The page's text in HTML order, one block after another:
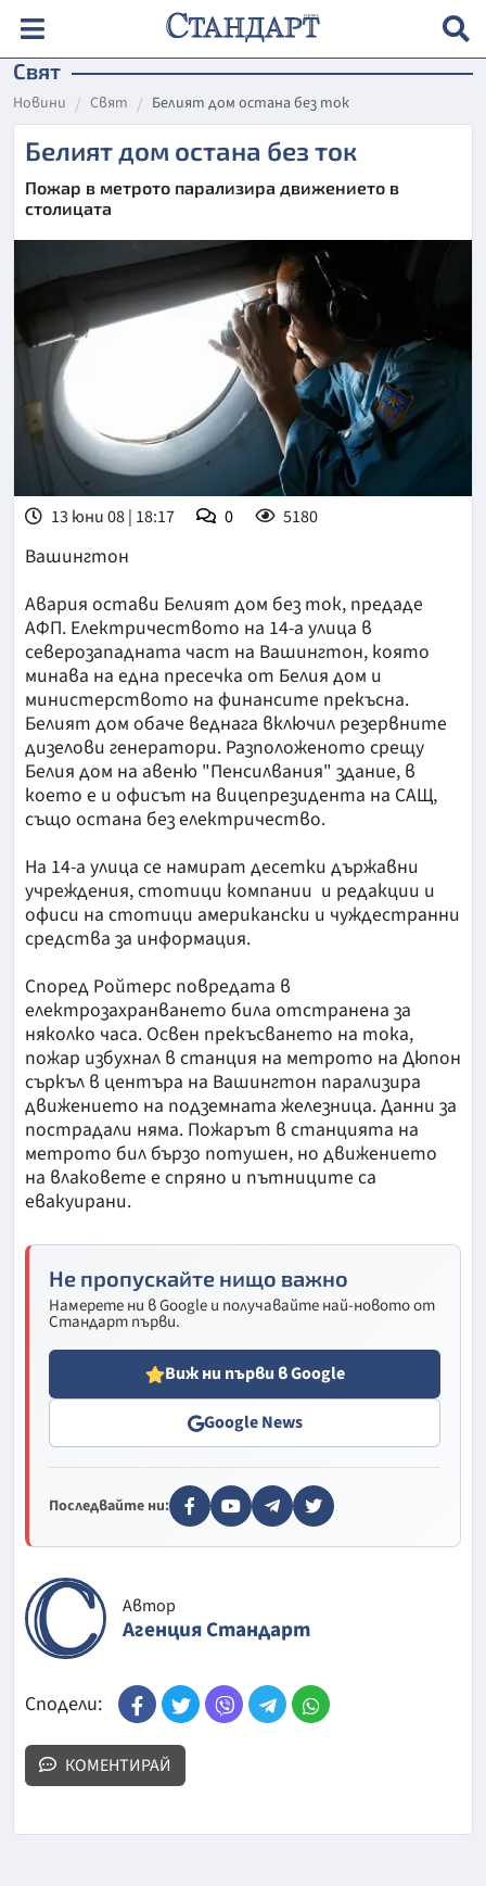
Свят
Новини Свят Белият дом остана без ток
Белият дом остана без ток
Пожар в метрото парализира движението в
столицата
13 юни 08 | 18:17 0 5180
Вашингтон
Авария остави Белият дом без ток, предаде
АФП. Електричеството на 14-а улица в
северозападната част на Вашингтон, която
минава на една пресечка от Белия дом и
министерството на финансите прекъсна.
Белият дом обаче веднага включил резервните
дизелови генератори. Разположеното срещу
Белия дом на авеню "Пенсилвания" здание, в
което е и офисът на вицепрезидента на САЩ,
също остана без електричество.
На 14-а улица се намират десетки държавни
учреждения, стотици компании и редакции и
офиси на стотици американски и чуждестранни
средства за информация.
Според Ройтерс повредата в
електрозахранването била отстранена за
няколко часа. Освен прекъсването на тока,
пожар избухнал в станция на метрото на Дюпон
съркъл в центъра на Вашингтон парализира
движението на подземната железница. Данни за
пострадали няма. Пожарът в станцията на
метрото бил бързо потушен, но движението
на влаковете е спряно и пътниците са
евакуирани.
Не пропускайте нищо важно
Намерете ни в Google и получавайте най-новото от
Стандарт първи.
Виж ни първи в Google
Google News
Последвайте ни:
Автор
Агенция Стандарт
Сподели:
КОМЕНТИРАЙ